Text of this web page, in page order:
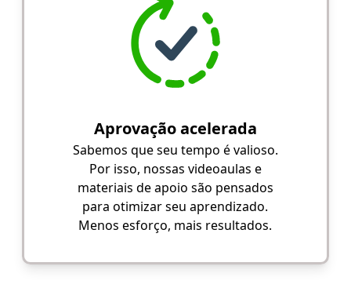
Aprovação acelerada
Sabemos que seu tempo é valioso.
Por isso, nossas videoaulas e
materiais de apoio são pensados
para otimizar seu aprendizado.
Menos esforço, mais resultados.